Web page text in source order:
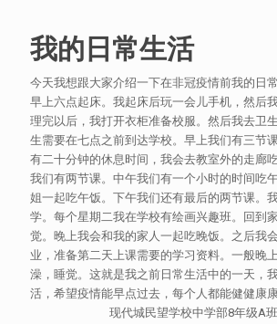
我的日常生活
今天我想跟大家介绍一下在非冠疫情前我的日
早上六点起床。我起床后玩一会儿手机，然后
理完以后，我打开衣柜准备校服。然后我去卫
生需要在七点之前到达学校。早上我们有三节
有二十分钟的休息时间，我会去教室外的走廊
我们有两节课。中午我们有一个小时的时间吃
姐一起吃午饭。下午我们还有最后的两节课。
学。每个星期二我在学校有绘画兴趣班。回到
觉。晚上我会和我的家人一起吃晚饭。之后我
业，准备第二天上课需要的学习资料。一般晚
澡，睡觉。这就是我之前日常生活中的一天，
活，希望疫情能早点过去，每个人都能健健康
现代城民望学校中学部8年级A班